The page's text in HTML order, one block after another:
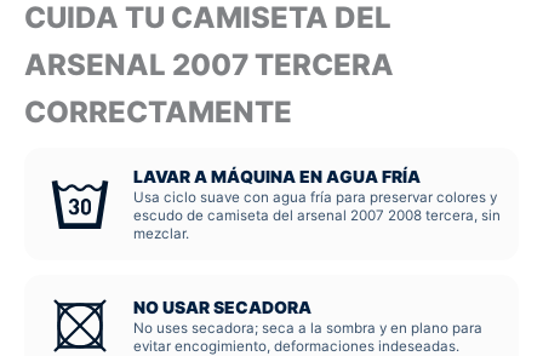
CUIDA TU CAMISETA DEL
ARSENAL 2007 TERCERA
CORRECTAMENTE
LAVAR A MÁQUINA EN AGUA FRÍA
Usa ciclo suave con agua fría para preservar colores y
escudo de camiseta del arsenal 2007 2008 tercera, sin
mezclar.
NO USAR SECADORA
No uses secadora; seca a la sombra y en plano para
evitar encogimiento, deformaciones indeseadas.